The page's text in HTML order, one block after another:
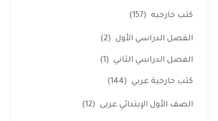
كتب خارجيه (157)
الفصل الدراسي الأول (2)
الفصل الدراسي الثاني (1)
كتب خارجية عربي (144)
الصف الأول الإبتدائي عربى (12)